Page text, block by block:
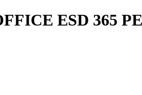
ESD 365